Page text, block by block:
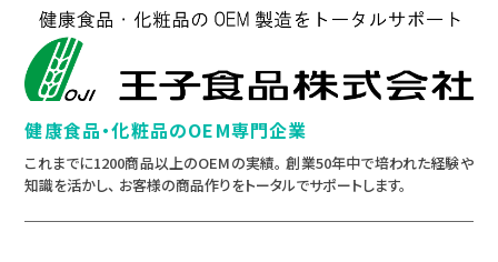
健康食品・化粧品のOEM専門企業
これまでに1200商品以上のOEMの実績。 創業50年中で培われた経験や
知識を活かし、 お客様の商品作りをトータルでサポートします。